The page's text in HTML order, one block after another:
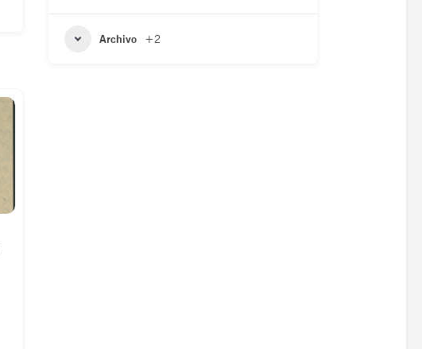
Archivo +2